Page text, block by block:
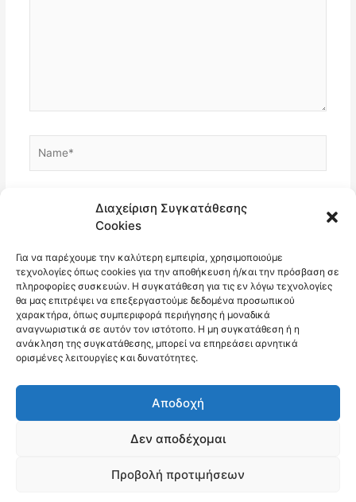
Διαχείριση Συγκατάθεσης
Cookies
Για να παρέχουμε την καλύτερη εμπειρία, χρησιμοποιούμε
τεχνολογίες όπως cookies για την αποθήκευση ή/και την πρόσβαση σε
πληροφορίες συσκευών. Η συγκατάθεση για τις εν λόγω τεχνολογίες
θα μας επιτρέψει να επεξεργαστούμε δεδομένα προσωπικού
χαρακτήρα, όπως συμπεριφορά περιήγησης ή μοναδικά
αναγνωριστικά σε αυτόν τον ιστότοπο. Η μη συγκατάθεση ή η
ανάκληση της συγκατάθεσης, μπορεί να επηρεάσει αρνητικά
ορισμένες λειτουργίες και δυνατότητες.
Αποδοχή
Δεν αποδέχομαι
Προβολή προτιμήσεων
Ιστότοπος